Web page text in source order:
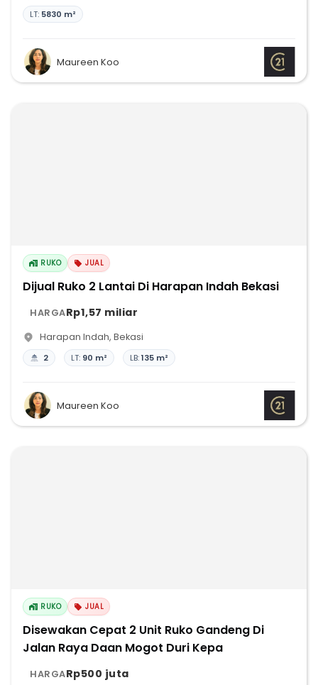
LT: 5830 m²
Maureen Koo
RUKO JUAL
Dijual Ruko 2 Lantai Di Harapan Indah Bekasi
HARGARp1,57 miliar
Harapan Indah, Bekasi
2 LT: 90 m² LB:135 m²
Maureen Koo
RUKO JUAL
Disewakan Cepat 2 Unit Ruko Gandeng Di
Jalan Raya Daan Mogot Duri Kepa
HARGARp500 juta